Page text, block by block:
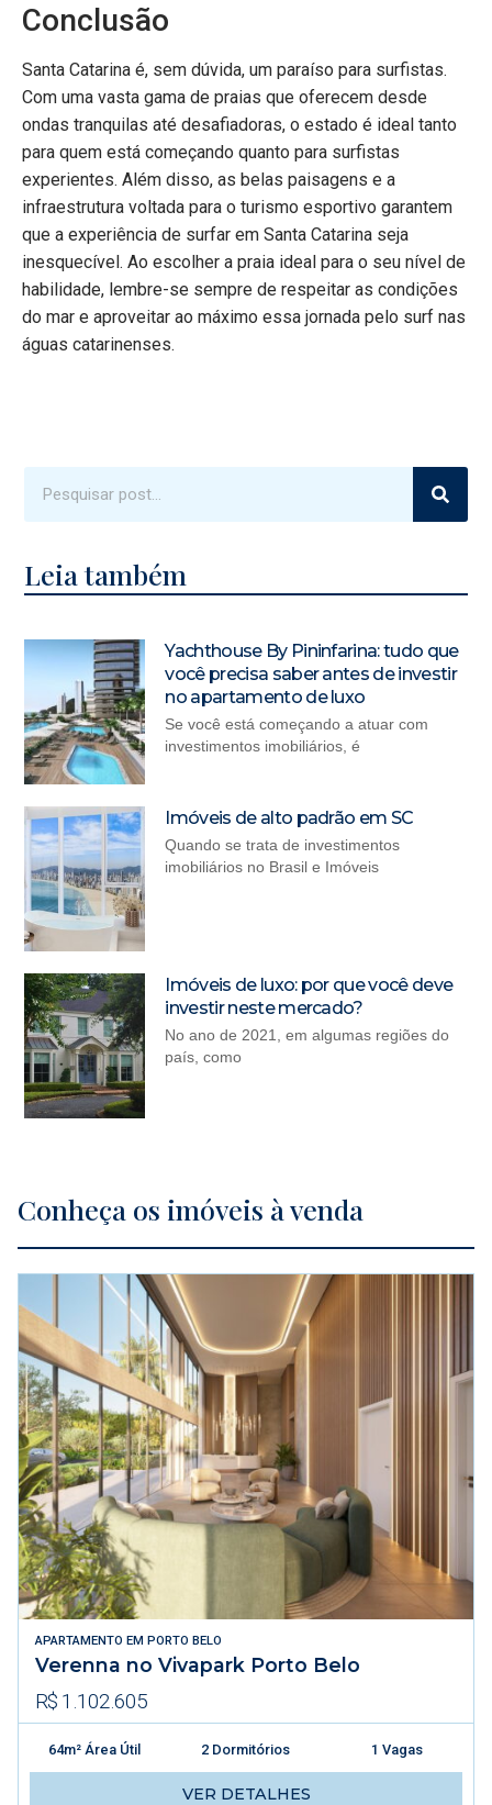
Conclusão
Santa Catarina é, sem dúvida, um paraíso para surfistas.
Com uma vasta gama de praias que oferecem desde
ondas tranquilas até desafiadoras, o estado é ideal tanto
para quem está começando quanto para surfistas
experientes. Além disso, as belas paisagens e a
infraestrutura voltada para o turismo esportivo garantem
que a experiência de surfar em Santa Catarina seja
inesquecível. Ao escolher a praia ideal para o seu nível de
habilidade, lembre-se sempre de respeitar as condições
do mar e aproveitar ao máximo essa jornada pelo surf nas
águas catarinenses.
Leia também
Yachthouse By Pininfarina: tudo que
você precisa saber antes de investir
no apartamento de luxo
Se você está começando a atuar com
investimentos imobiliários, é
Imóveis de alto padrão em SC
Quando se trata de investimentos
imobiliários no Brasil e Imóveis
Imóveis de luxo: por que você deve
investir neste mercado?
No ano de 2021, em algumas regiões do
país, como
Conheça os imóveis à venda
APARTAMENTO EM PORTO BELO
Verenna no Vivapark Porto Belo
R$ 1.102.605
64m² Área Útil 2 Dormitórios 1 Vagas
VER DETALHES